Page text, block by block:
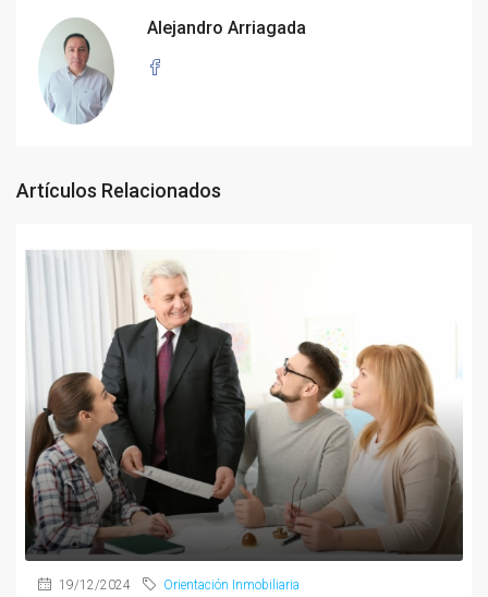
Alejandro Arriagada
Artículos Relacionados
19/12/2024 Orientación Inmobiliaria